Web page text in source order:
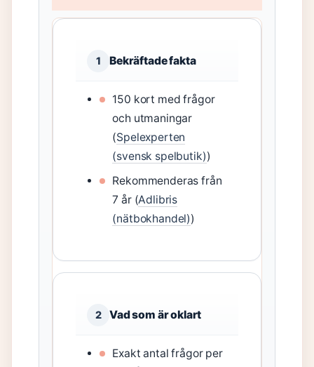
1 Bekräftade fakta
150 kort med frågor
och utmaningar
(Spelexperten
(svensk spelbutik))
Rekommenderas från
7 år (Adlibris
(nätbokhandel))
2 Vad som är oklart
Exakt antal frågor per